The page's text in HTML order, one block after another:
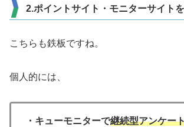
2.ポイントサイト・モニターサイトを
こちらも鉄板ですね。
個人的には、
・キューモニターで継続型アンケー